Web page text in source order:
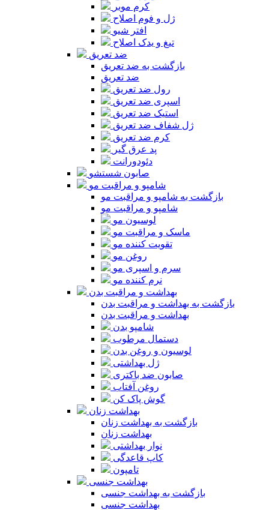
کرم موبر
ژل و فوم اصلاح
افتر شیو
تیغ و یدک اصلاح
ضد تعریق
بازگشت به ضد تعریق
ضد تعریق
رول ضد تعریق
اسپری ضد تعریق
استیک ضد تعریق
ژل شفاف ضد تعریق
کرم ضد تعریق
پد عرق گیر
دئودورانت
صابون شستشو
شامپو و مراقبت مو
بازگشت به شامپو و مراقبت مو
شامپو و مراقبت مو
لوسیون مو
ماسک و مراقبت مو
تقویت کننده مو
روغن مو
سرم و اسپری مو
نرم کننده مو
بهداشت و مراقبت بدن
بازگشت به بهداشت و مراقبت بدن
بهداشت و مراقبت بدن
شامپو بدن
دستمال مرطوب
لوسیون و روغن بدن
ژل بهداشتی
صابون ضد باکتری
روغن آفتاب
گوش پاک کن
بهداشت زنان
بازگشت به بهداشت زنان
بهداشت زنان
نوار بهداشتی
کاپ قاعدگی
تامپون
بهداشت جنسی
بازگشت به بهداشت جنسی
بهداشت جنسی